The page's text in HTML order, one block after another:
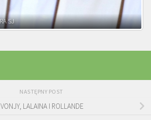
NASTĘPNY POST
VONJY, LALAINA I ROLLANDE